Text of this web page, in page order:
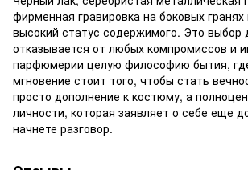
фирменная гравировка на боковых
высокий статус содержимого. Это выбор
отказывается от любых компромиссов и
парфюмерии целую философию бытия,
мгновение стоит того, чтобы стать
просто дополнение к костюму, а
личности, которая заявляет о себе еще
начнете разговор.